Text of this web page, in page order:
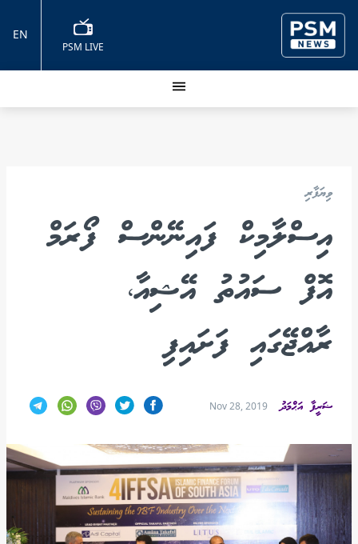
PSM LIVE
EN
ވިޔަފާރި
އިސްލާމިކް ފައިނޭންސް ފޯރަމް
އޮފް ސައުތު އޭޝިއާ،
ރާއްޖޭގައި ފަށައިފި
ޟަރީފާ އަޙްމަދު Nov 28, 2019